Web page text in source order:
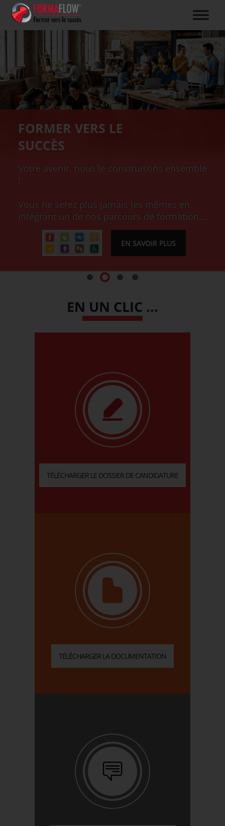
FORMER VERS LE
SUCCÈS
Votre avenir, nous le construisons ensemble
!
Vous ne serez plus jamais les mêmes en
intégrant un de nos parcours de formation.
Votre projet deviendra réalité...
EN SAVOIR PLUS
EN UN CLIC ...
TÉLÉCHARGER LE DOSSIER DE CANDIDATURE
TÉLÉCHARGER LA DOCUMENTATION